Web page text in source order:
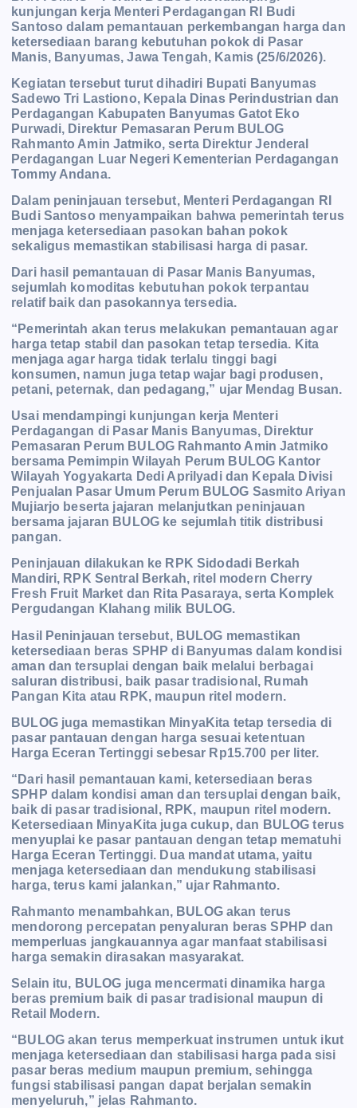
kunjungan kerja Menteri Perdagangan RI Budi
Santoso dalam pemantauan perkembangan harga dan
ketersediaan barang kebutuhan pokok di Pasar
Manis, Banyumas, Jawa Tengah, Kamis (25/6/2026).
Kegiatan tersebut turut dihadiri Bupati Banyumas
Sadewo Tri Lastiono, Kepala Dinas Perindustrian dan
Perdagangan Kabupaten Banyumas Gatot Eko
Purwadi, Direktur Pemasaran Perum BULOG
Rahmanto Amin Jatmiko, serta Direktur Jenderal
Perdagangan Luar Negeri Kementerian Perdagangan
Tommy Andana.
Dalam peninjauan tersebut, Menteri Perdagangan RI
Budi Santoso menyampaikan bahwa pemerintah terus
menjaga ketersediaan pasokan bahan pokok
sekaligus memastikan stabilisasi harga di pasar.
Dari hasil pemantauan di Pasar Manis Banyumas,
sejumlah komoditas kebutuhan pokok terpantau
relatif baik dan pasokannya tersedia.
“Pemerintah akan terus melakukan pemantauan agar
harga tetap stabil dan pasokan tetap tersedia. Kita
menjaga agar harga tidak terlalu tinggi bagi
konsumen, namun juga tetap wajar bagi produsen,
petani, peternak, dan pedagang,” ujar Mendag Busan.
Usai mendampingi kunjungan kerja Menteri
Perdagangan di Pasar Manis Banyumas, Direktur
Pemasaran Perum BULOG Rahmanto Amin Jatmiko
bersama Pemimpin Wilayah Perum BULOG Kantor
Wilayah Yogyakarta Dedi Aprilyadi dan Kepala Divisi
Penjualan Pasar Umum Perum BULOG Sasmito Ariyan
Mujiarjo beserta jajaran melanjutkan peninjauan
bersama jajaran BULOG ke sejumlah titik distribusi
pangan.
Peninjauan dilakukan ke RPK Sidodadi Berkah
Mandiri, RPK Sentral Berkah, ritel modern Cherry
Fresh Fruit Market dan Rita Pasaraya, serta Komplek
Pergudangan Klahang milik BULOG.
Hasil Peninjauan tersebut, BULOG memastikan
ketersediaan beras SPHP di Banyumas dalam kondisi
aman dan tersuplai dengan baik melalui berbagai
saluran distribusi, baik pasar tradisional, Rumah
Pangan Kita atau RPK, maupun ritel modern.
BULOG juga memastikan MinyaKita tetap tersedia di
pasar pantauan dengan harga sesuai ketentuan
Harga Eceran Tertinggi sebesar Rp15.700 per liter.
“Dari hasil pemantauan kami, ketersediaan beras
SPHP dalam kondisi aman dan tersuplai dengan baik,
baik di pasar tradisional, RPK, maupun ritel modern.
Ketersediaan MinyaKita juga cukup, dan BULOG terus
menyuplai ke pasar pantauan dengan tetap mematuhi
Harga Eceran Tertinggi. Dua mandat utama, yaitu
menjaga ketersediaan dan mendukung stabilisasi
harga, terus kami jalankan,” ujar Rahmanto.
Rahmanto menambahkan, BULOG akan terus
mendorong percepatan penyaluran beras SPHP dan
memperluas jangkauannya agar manfaat stabilisasi
harga semakin dirasakan masyarakat.
Selain itu, BULOG juga mencermati dinamika harga
beras premium baik di pasar tradisional maupun di
Retail Modern.
“BULOG akan terus memperkuat instrumen untuk ikut
menjaga ketersediaan dan stabilisasi harga pada sisi
pasar beras medium maupun premium, sehingga
fungsi stabilisasi pangan dapat berjalan semakin
menyeluruh,” jelas Rahmanto.